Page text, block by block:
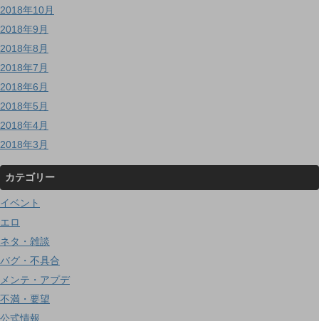
2018年10月
2018年9月
2018年8月
2018年7月
2018年6月
2018年5月
2018年4月
2018年3月
カテゴリー
イベント
エロ
ネタ・雑談
バグ・不具合
メンテ・アプデ
不満・要望
公式情報